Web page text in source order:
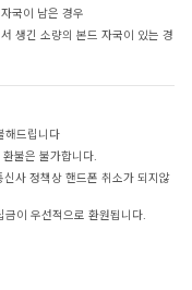
국이 남은 경우
생긴 소량의 본드 자국이 있는 경
해드립니다
불은 불가합니다.
사 정책상 핸드폰 취소가 되지않
이 우선적으로 환원됩니다.